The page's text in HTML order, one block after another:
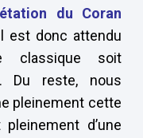
du Coran
est donc attendu
classique soit
Du reste, nous
pleinement cette
d’une